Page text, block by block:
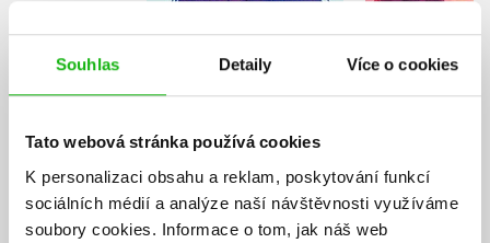
Souhlas Detaily Více o cookies
Tato webová stránka používá cookies
K personalizaci obsahu a reklam, poskytování funkcí
sociálních médií a analýze naší návštěvnosti využíváme
soubory cookies. Informace o tom, jak náš web